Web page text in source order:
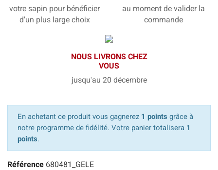
votre sapin pour bénéficier
d'un plus large choix
au moment de valider la
commande
NOUS LIVRONS CHEZ
VOUS
jusqu'au 20 décembre
En achetant ce produit vous gagnerez 1 points grâce à
notre programme de fidélité. Votre panier totalisera 1
points.
Référence 680481_GELE